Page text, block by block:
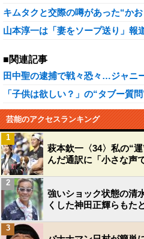
キムタクと交際の噂があった“か
山本淳一は「妻をソープ送り」
■関連記事
田中聖の逮捕で戦々恐々…ジャニ
「子供は欲しい？」の“タブー質
芸能のアクセスランキング
萩本欽一〈34〉私の“
んだ通訳に「小さな声
1
強いショック状態の清
くした神田正輝らもた
2
3